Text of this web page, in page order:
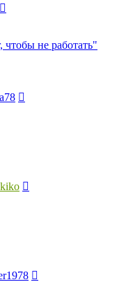
чтобы не работать"